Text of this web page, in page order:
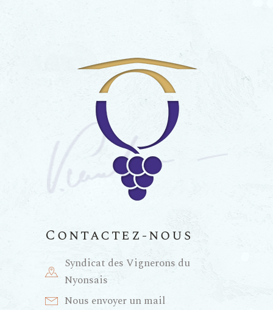
Contactez-nous
Syndicat des Vignerons du
Nyonsais
Nous envoyer un mail